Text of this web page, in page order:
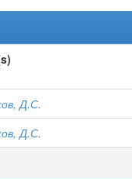
Д.С.
Д.С.